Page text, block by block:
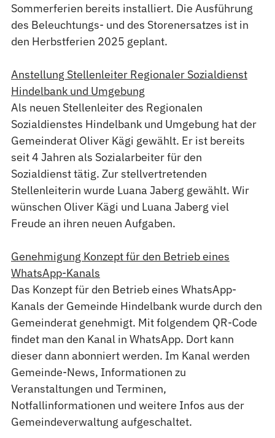
Sommerferien bereits installiert. Die Ausführung
des Beleuchtungs- und des Storenersatzes ist in
den Herbstferien 2025 geplant.
Anstellung Stellenleiter Regionaler Sozialdienst
Hindelbank und Umgebung
Als neuen Stellenleiter des Regionalen
Sozialdienstes Hindelbank und Umgebung hat der
Gemeinderat Oliver Kägi gewählt. Er ist bereits
seit 4 Jahren als Sozialarbeiter für den
Sozialdienst tätig. Zur stellvertretenden
Stellenleiterin wurde Luana Jaberg gewählt. Wir
wünschen Oliver Kägi und Luana Jaberg viel
Freude an ihren neuen Aufgaben.
Genehmigung Konzept für den Betrieb eines
WhatsApp-Kanals
Das Konzept für den Betrieb eines WhatsApp-
Kanals der Gemeinde Hindelbank wurde durch den
Gemeinderat genehmigt. Mit folgendem QR-Code
findet man den Kanal in WhatsApp. Dort kann
dieser dann abonniert werden. Im Kanal werden
Gemeinde-News, Informationen zu
Veranstaltungen und Terminen,
Notfallinformationen und weitere Infos aus der
Gemeindeverwaltung aufgeschaltet.